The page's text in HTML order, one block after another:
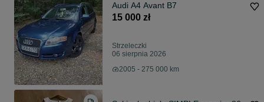
Audi A4 Avant B7
15 000 zł
Strzeleczki
06 sierpnia 2026
2005 - 275 000 km